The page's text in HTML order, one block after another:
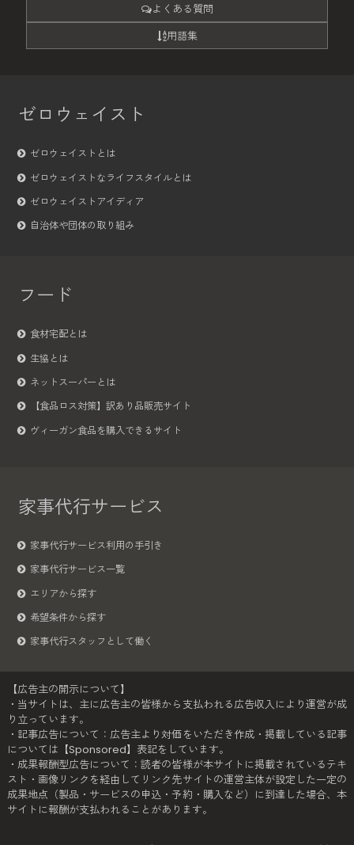
よくある質問
用語集
ゼロウェイスト
ゼロウェイストとは
ゼロウェイストなライフスタイルとは
ゼロウェイストアイディア
自治体や団体の取り組み
フード
食材宅配とは
生協とは
ネットスーパーとは
【食品ロス対策】訳あり品販売サイト
ヴィーガン食品を購入できるサイト
家事代行サービス
家事代行サービス利用の手引き
家事代行サービス一覧
エリアから探す
希望条件から探す
家事代行スタッフとして働く
【広告主の開示について】
・当サイトは、主に広告主の皆様から支払われる広告収入により運営が成
り立っています。
・記事広告について：広告主より対価をいただき作成・掲載している記事
については【Sponsored】表記をしています。
・成果報酬型広告について：読者の皆様が本サイトに掲載されているテキ
スト・画像リンクを経由してリンク先サイトの運営主体が設定した一定の
成果地点（製品・サービスの申込・予約・購入など）に到達した場合、本
サイトに報酬が支払われることがあります。